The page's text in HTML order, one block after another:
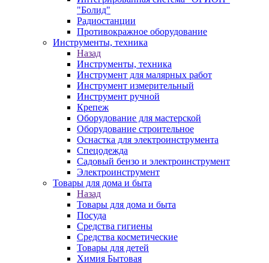
"Болид"
Радиостанции
Противокражное оборудование
Инструменты, техника
Назад
Инструменты, техника
Инструмент для малярных работ
Инструмент измерительный
Инструмент ручной
Крепеж
Оборудование для мастерской
Оборудование строительное
Оснастка для электроинструмента
Спецодежда
Садовый бензо и электроинструмент
Электроинструмент
Товары для дома и быта
Назад
Товары для дома и быта
Посуда
Средства гигиены
Средства косметические
Товары для детей
Химия Бытовая